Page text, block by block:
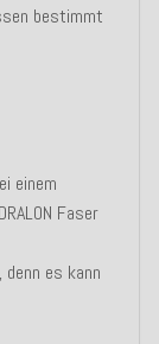
bestimmt
einem
Faser
es kann